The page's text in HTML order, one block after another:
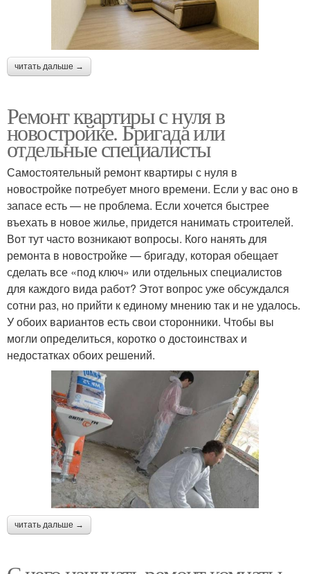
читать дальше →
Ремонт квартиры с нуля в
новостройке. Бригада или
отдельные специалисты
Самостоятельный ремонт квартиры с нуля в
новостройке потребует много времени. Если у вас оно в
запасе есть — не проблема. Если хочется быстрее
въехать в новое жилье, придется нанимать строителей.
Вот тут часто возникают вопросы. Кого нанять для
ремонта в новостройке — бригаду, которая обещает
сделать все «под ключ» или отдельных специалистов
для каждого вида работ? Этот вопрос уже обсуждался
сотни раз, но прийти к единому мнению так и не удалось.
У обоих вариантов есть свои сторонники. Чтобы вы
могли определиться, коротко о достоинствах и
недостатках обоих решений.
читать дальше →